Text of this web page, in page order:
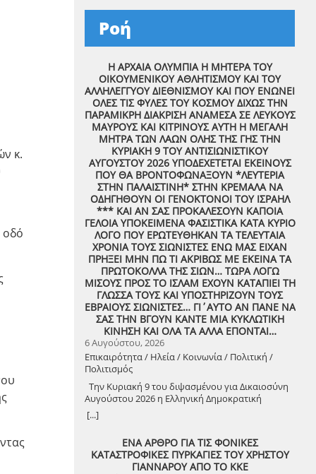
κ.
οδό
Ροή
Η ΑΡΧΑΙΑ ΟΛΥΜΠΙΑ Η ΜΗΤΕΡΑ ΤΟΥ
ΟΙΚΟΥΜΕΝΙΚΟΥ ΑΘΛΗΤΙΣΜΟΥ ΚΑΙ ΤΟΥ
ΑΛΛΗΛΕΓΓΥΟΥ ΔΙΕΘΝΙΣΜΟΥ ΚΑΙ ΠΟΥ ΕΝΩΝΕΙ
ΟΛΕΣ ΤΙΣ ΦΥΛΕΣ ΤΟΥ ΚΟΣΜΟΥ ΔΙΧΩΣ ΤΗΝ
ΠΑΡΑΜΙΚΡΗ ΔΙΑΚΡΙΣΗ ΑΝΑΜΕΣΑ ΣΕ ΛΕΥΚΟΥΣ
ΜΑΥΡΟΥΣ ΚΑΙ ΚΙΤΡΙΝΟΥΣ ΑΥΤΗ Η ΜΕΓΑΛΗ
ΜΗΤΡΑ ΤΩΝ ΛΑΩΝ ΟΛΗΣ ΤΗΣ ΓΗΣ ΤΗΝ
ΚΥΡΙΑΚΗ 9 ΤΟΥ ΑΝΤΙΣΙΩΝΙΣΤΙΚΟΥ
ΑΥΓΟΥΣΤΟΥ 2026 ΥΠΟΔΕΧΕΤΕΤΑΙ ΕΚΕΙΝΟΥΣ
ΠΟΥ ΘΑ ΒΡΟΝΤΟΦΩΝΑΞΟΥΝ *ΛΕΥΤΕΡΙΑ
ΣΤΗΝ ΠΑΛΑΙΣΤΙΝΗ* ΣΤΗΝ ΚΡΕΜΑΛΑ ΝΑ
ΟΔΗΓΗΘΟΥΝ ΟΙ ΓΕΝΟΚΤΟΝΟΙ ΤΟΥ ΙΣΡΑΗΛ
*** ΚΑΙ ΑΝ ΣΑΣ ΠΡΟΚΑΛΕΣΟΥΝ ΚΑΠΟΙΑ
ΓΕΛΟΙΑ ΥΠΟΚΕΙΜΕΝΑ ΦΑΣΙΣΤΙΚΑ ΚΑΤΑ ΚΥΡΙΟ
ΛΟΓΟ ΠΟΥ ΕΡΩΤΕΥΘΗΚΑΝ ΤΑ ΤΕΛΕΥΤΑΙΑ
ΧΡΟΝΙΑ ΤΟΥΣ ΣΙΩΝΙΣΤΕΣ ΕΝΩ ΜΑΣ ΕΙΧΑΝ
ΠΡΗΞΕΙ ΜΗΝ ΠΩ ΤΙ ΑΚΡΙΒΩΣ ΜΕ ΕΚΕΙΝΑ ΤΑ
ΠΡΩΤΟΚΟΛΛΑ ΤΗΣ ΣΙΩΝ… ΤΩΡΑ ΛΟΓΩ
ΜΙΣΟΥΣ ΠΡΟΣ ΤΟ ΙΣΛΑΜ ΕΧΟΥΝ ΚΑΤΑΠΙΕΙ ΤΗ
ΓΛΩΣΣΑ ΤΟΥΣ ΚΑΙ ΥΠΟΣΤΗΡΙΖΟΥΝ ΤΟΥΣ
ΕΒΡΑΙΟΥΣ ΣΙΩΝΙΣΤΕΣ… ΓΙ΄ΑΥΤΟ ΑΝ ΠΑΝΕ ΝΑ
ΣΑΣ ΤΗΝ ΒΓΟΥΝ ΚΑΝΤΕ ΜΙΑ ΚΥΚΛΩΤΙΚΗ
ΚΙΝΗΣΗ ΚΑΙ ΟΛΑ ΤΑ ΑΛΛΑ ΕΠΟΝΤΑΙ…
6 Αυγούστου, 2026
Επικαιρότητα / Ηλεία / Κοινωνία / Πολιτική /
Πολιτισμός
Την Κυριακή 9 του διψασμένου για Δικαιοσύνη
Αυγούστου 2026 η Ελληνική Δημοκρατική
Αντιεξουσιαστική Καρδιά χτυπά μαζί με ΟΛΟΥΣ
τους Συναγωνιστές για την Παλαιστίνη μέρα
[...]
ΕΝΑ ΑΡΘΡΟ ΓΙΑ ΤΙΣ ΦΟΝΙΚΕΣ
ΚΑΤΑΣΤΡΟΦΙΚΕΣ ΠΥΡΚΑΓΙΕΣ ΤΟΥ ΧΡΗΣΤΟΥ
ΓΙΑΝΝΑΡΟΥ ΑΠΟ ΤΟ ΚΚΕ